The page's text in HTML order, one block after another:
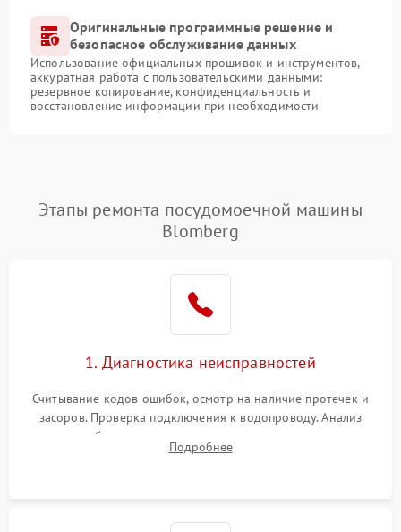
Оригинальные программные решение и
безопасное обслуживание данных
Использование официальных прошивок и инструментов,
аккуратная работа с пользовательскими данными:
резервное копирование, конфиденциальность и
восстановление информации при необходимости
Этапы ремонта посудомоечной машины
Blomberg
1. Диагностика неисправностей
Считывание кодов ошибок, осмотр на наличие протечек и
засоров. Проверка подключения к водопроводу. Анализ
жалоб на отсутствие слива, нагрева, вращения
разбрызгивателей или срабатывание системы защиты
Подробнее